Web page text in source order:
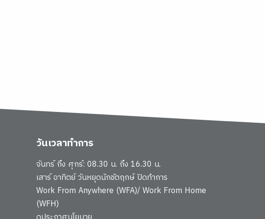
วันเวลาทำการ
จันทร์ ถึง ศุกร์: 08.30 น. ถึง 16.30 น.
เสาร์ อาทิตย์ วันหยุดนักขัตฤกษ์ ปิดทำการ
Work From Anywhere (WFA)/ Work From Home
(WFH)